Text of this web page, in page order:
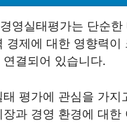
영실태평가는 단순한
경제에 대한 영향력이
결되어 있습니다.
평가에 관심을 가지
장과 경영 환경에 대한